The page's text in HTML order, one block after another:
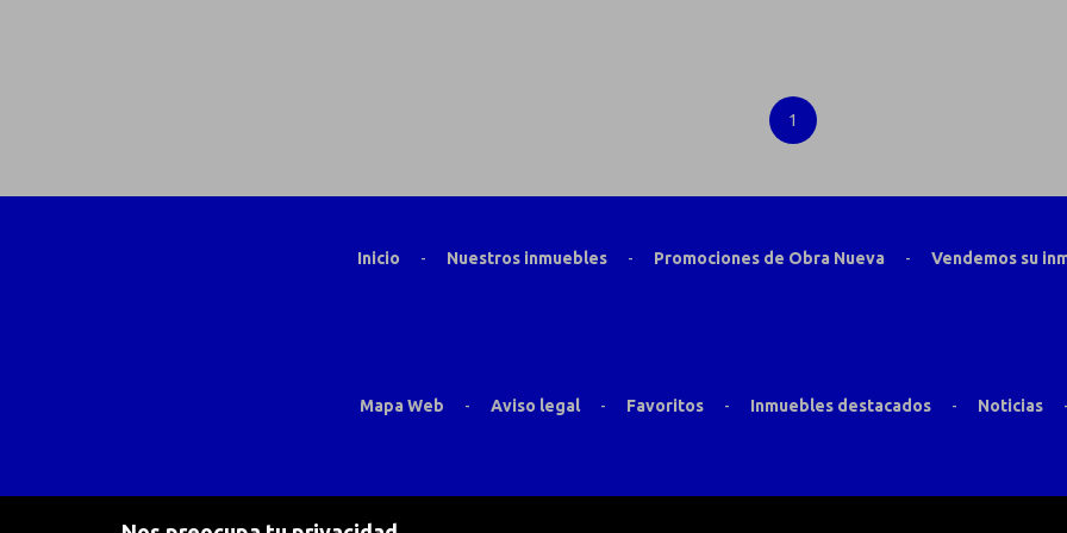
1
Inicio - Nuestros inmuebles - Promociones de Obra Nueva - Vendemos su
Mapa Web - Aviso legal - Favoritos - Inmuebles destacados - Noticias -